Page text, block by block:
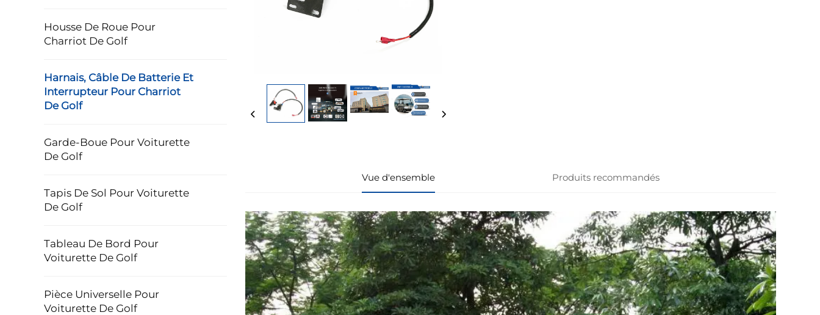
Housse De Roue Pour
Charriot De Golf
Harnais, Câble De Batterie Et
Interrupteur Pour Charriot
De Golf
Garde-Boue Pour Voiturette
De Golf
Tapis De Sol Pour Voiturette
De Golf
Tableau De Bord Pour
Voiturette De Golf
Pièce Universelle Pour
Voiturette De Golf
Vue d'ensemble Produits recommandés